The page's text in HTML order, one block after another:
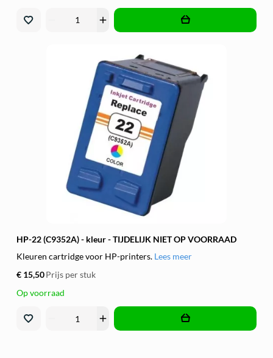
add
HP-22 (C9352A) - kleur - TIJDELIJK NIET OP VOORRAAD
Kleuren cartridge voor HP-printers. Lees meer
€ 15,50Prijs per stuk
Op voorraad
add